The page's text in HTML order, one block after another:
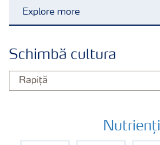
Explore more
Produse
Schimbă cultura
Nutrienți